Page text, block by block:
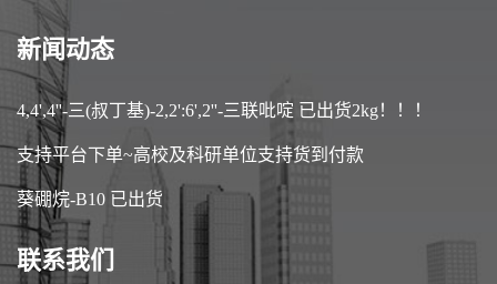
新闻动态
4,4',4''-三(叔丁基)-2,2':6',2''-三联吡啶 已出货2kg！！！
支持平台下单~高校及科研单位支持货到付款
葵硼烷-B10 已出货
联系我们